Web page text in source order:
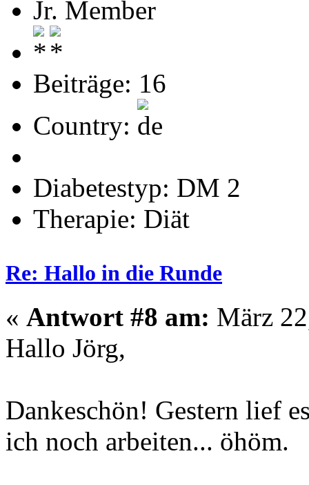
Jr. Member
Beiträge: 16
Country:
Diabetestyp: DM 2
Therapie: Diät
Re: Hallo in die Runde
« Antwort #8 am: März
Hallo Jörg,
Dankeschön! Gestern lief
ich noch arbeiten... öhöm.